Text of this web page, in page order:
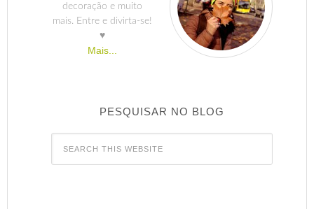
decoração e muito
mais. Entre e divirta-se!
♥
Mais...
PESQUISAR NO BLOG